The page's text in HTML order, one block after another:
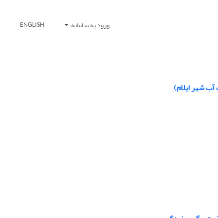
ورود به سامانه ENGLISH
شهر ایلام)